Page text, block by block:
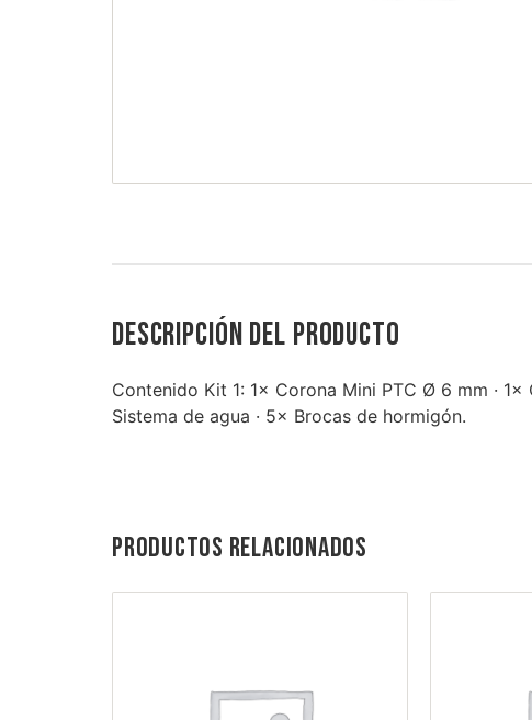
Descripción del producto
Contenido Kit 1: 1× Corona Mini PTC Ø 6 mm ·
Sistema de agua · 5× Brocas de hormigón.
Productos relacionados